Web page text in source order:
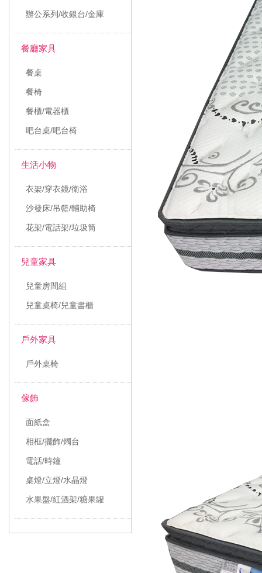
辦公系列/收銀台/金庫
餐廳家具
餐桌
餐椅
餐櫃/電器櫃
吧台桌/吧台椅
生活小物
衣架/穿衣鏡/衛浴
沙發床/吊籃/輔助椅
花架/電話架/垃圾筒
兒童家具
兒童房間組
兒童桌椅/兒童書櫃
戶外家具
戶外桌椅
傢飾
面紙盒
相框/擺飾/燭台
電話/時鐘
桌燈/立燈/水晶燈
水果盤/紅酒架/糖果罐